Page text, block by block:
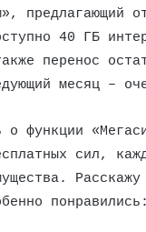
предлагающий
40 ГБ
перенос
месяц –
о функции
сил,
понравились: